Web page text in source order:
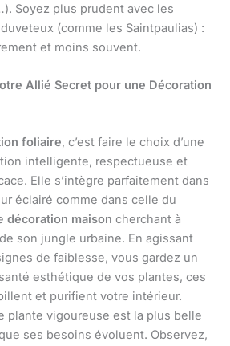
Soyez plus prudent avec les
(comme les Saintpaulias) :
et moins souvent.
Allié Secret pour une Décoration
foliaire, c’est faire le choix d’une
intelligente, respectueuse et
Elle s’intègre parfaitement dans
éclairé comme dans celle du
décoration maison cherchant à
son jungle urbaine. En agissant
de faiblesse, vous gardez un
esthétique de vos plantes, ces
et purifient votre intérieur.
plante vigoureuse est la plus belle
ses besoins évoluent. Observez,